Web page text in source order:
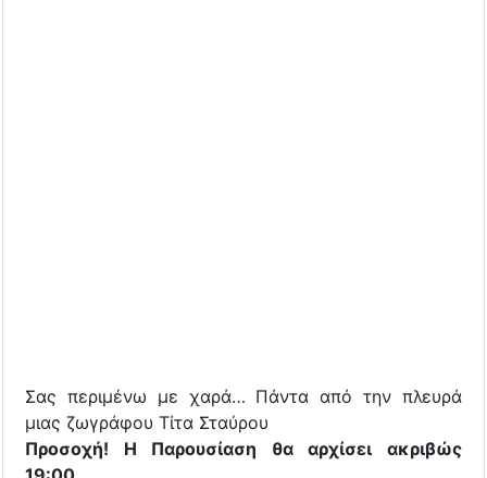
Σας περιμένω με χαρά… Πάντα από την πλευρά
μιας ζωγράφου Τίτα Σταύρου
Προσοχή! Η Παρουσίαση θα αρχίσει ακριβώς